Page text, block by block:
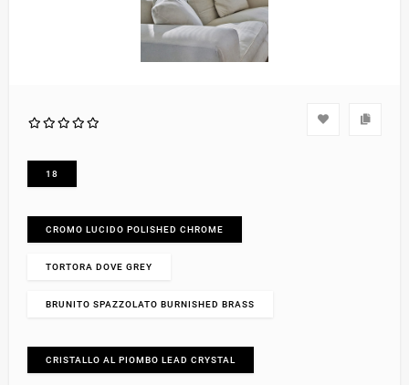
18
CROMO LUCIDO POLISHED CHROME
TORTORA DOVE GREY
BRUNITO SPAZZOLATO BURNISHED BRASS
CRISTALLO AL PIOMBO LEAD CRYSTAL